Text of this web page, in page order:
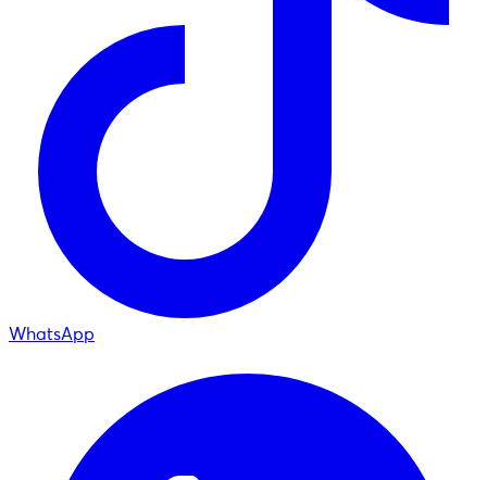
WhatsApp